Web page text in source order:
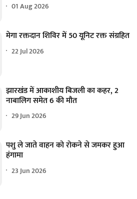
01 Aug 2026
मेगा रक्तदान शिविर में 50 यूनिट रक्त संग्रहित
22 Jul 2026
झारखंड में आकाशीय बिजली का कहर, 2
नाबालिग समेत 6 की मौत
29 Jun 2026
पशु ले जाते वाहन को रोकने से जमकर हुआ
हंगामा
23 Jun 2026